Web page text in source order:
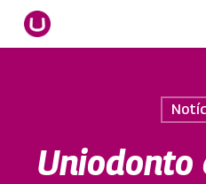
Pular
para
Uniodonto